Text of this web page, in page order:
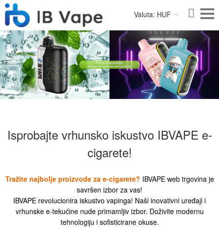
Valuta: HUF
Isprobajte vrhunsko iskustvo IBVAPE e-
cigarete!
Tražite najbolje proizvode za e-cigarete? IBVAPE web trgovina je
savršen izbor za vas!
IBVAPE revolucionira iskustvo vapinga! Naši inovativni uređaji i
vrhunske e-tekućine nude primamljiv izbor. Doživite modernu
tehnologiju i sofisticirane okuse.